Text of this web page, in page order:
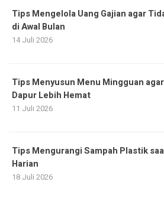
Tips Mengelola Uang Gajian agar
di Awal Bulan
14 Juli 2026
Tips Menyusun Menu Mingguan
Dapur Lebih Hemat
11 Juli 2026
Tips Mengurangi Sampah Plastik
Harian
18 Juli 2026